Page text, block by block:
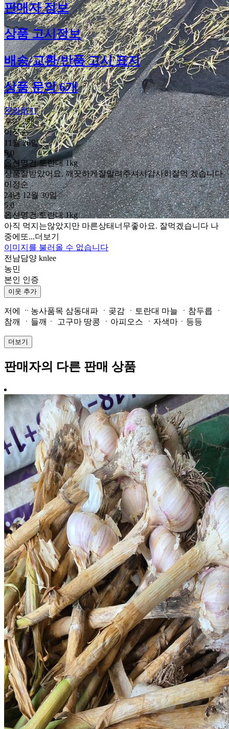
판매자 정보
상품 고시정보
배송/교환/반품 고시 표지
상품 문의 6개
문의하기
후기 2개
이정순
11월 26일
5.0
옵션명건 토란대 1kg
상품잘받았어요. 깨끗하게잘말려주셔서감사히잘먹 겠습니다
이정순
24년 12월 30일
5.0
옵션명건 토란대 1kg
아직 먹지는않았지만 마른상태너무좋아요. 잘먹겠습니다 나
중에또...더보기
이미지를 불러올 수 없습니다
전남담양 knlee
농민
본인 인증
이웃 추가
저에 ᆢ농사품목 삼동대파 ㆍ곶감 ㆍ토란대 마늘 ㆍ참두릅 ㆍ
참깨 ㆍ들깨ㆍ 고구마 땅콩 ㆍ아피오스 ㆍ자색마ㆍ등등
더보기
판매자의 다른 판매 상품